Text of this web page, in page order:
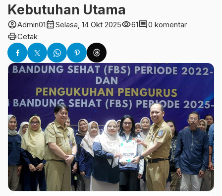
Kebutuhan Utama
account_circleAdmin01calendar_monthSelasa, 14 Okt 2025visibility61comment0 komentar
printCetak